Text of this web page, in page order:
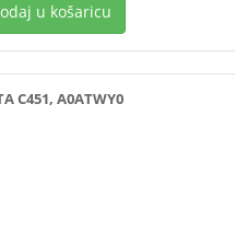
u košaricu
C451, A0ATWY0